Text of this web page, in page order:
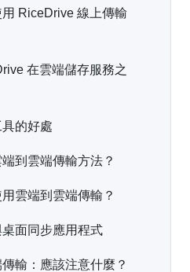
RiceDrive 線上傳輸
在雲端儲存服務之
的好處
到雲端傳輸方法？
雲端到雲端傳輸？
面同步應用程式
輸：應該注意什麼？